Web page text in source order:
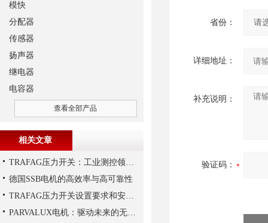
省份：
详细地址：
补充说明：
验证码：
模快
分配器
传感器
扬声器
继电器
电容器
查看全部产品
相关文章
TRAFAG压力开关：工业测控领域的精密之选
德国SSB电机的高效率与高可靠性
TRAFAG压力开关设置要求和安装要求是什么？
PARVALUX电机：驱动未来的无限可能